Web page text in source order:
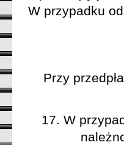
W przypadku
Przy
17. W